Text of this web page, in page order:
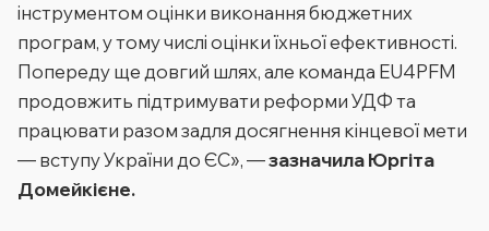
інструментом оцінки виконання бюджетних
програм, у тому числі оцінки їхньої ефективності.
Попереду ще довгий шлях, але команда EU4PFM
продовжить підтримувати реформи УДФ та
працювати разом задля досягнення кінцевої мети
— вступу України до ЄС», —зазначила Юргіта
Домейкієне.